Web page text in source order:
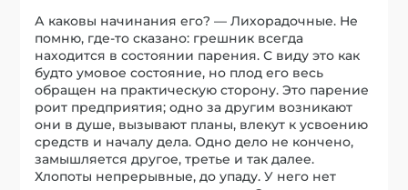
А каковы начинания его? — Лихорадочные. Не
помню, где-то сказано: грешник всегда
находится в состоянии парения. С виду это как
будто умовое состояние, но плод его весь
обращен на практическую сторону. Это парение
роит предприятия; одно за другим возникают
они в душе, вызывают планы, влекут к усвоению
средств и началу дела. Одно дело не кончено,
замышляется другое, третье и так далее.
Хлопоты непрерывные, до упаду. У него нет